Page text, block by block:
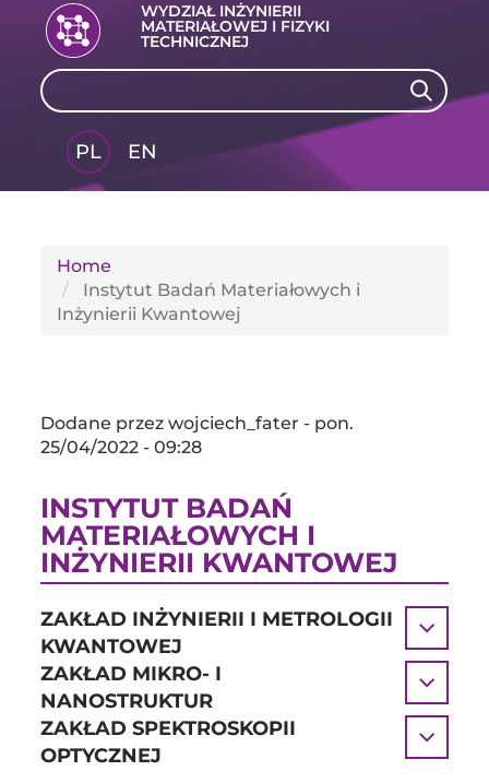
WYDZIAŁ INŻYNIERII
MATERIAŁOWEJ I FIZYKI
TECHNICZNEJ
Search Search
PL
EN
Home
Instytut Badań Materiałowych i
Inżynierii Kwantowej
Dodane przezwojciech_fater - pon.
25/04/2022 - 09:28
INSTYTUT BADAŃ
MATERIAŁOWYCH I
INŻYNIERII KWANTOWEJ
ZAKŁAD INŻYNIERII I METROLOGII
KWANTOWEJ
ZAKŁAD MIKRO- I
NANOSTRUKTUR
ZAKŁAD SPEKTROSKOPII
OPTYCZNEJ